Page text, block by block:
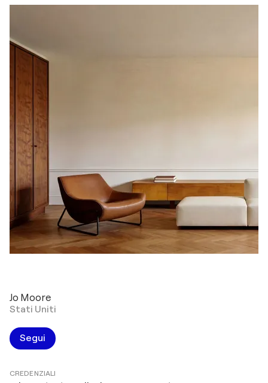
Jo Moore
Stati Uniti
Segui
CREDENZIALI